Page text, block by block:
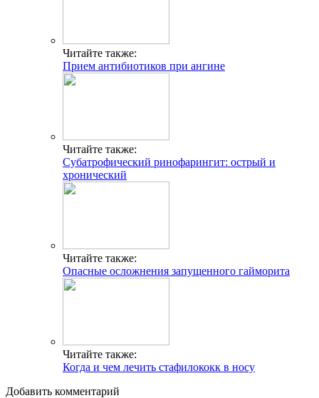
Читайте также:
Прием антибиотиков при ангине
Читайте также:
Субатрофический ринофарингит: острый и
хронический
Читайте также:
Опасные осложнения запущенного гайморита
Читайте также:
Когда и чем лечить стафилококк в носу
Добавить комментарий